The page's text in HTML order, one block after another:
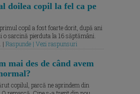
doilea copil la fel ca pe
copil a fost foarte dorit, după ani
o sarcină pierduta la 16 săptămâni.
| Raspunde | Vezi raspunsuri
mai des de când avem
copilul, parcă ne aprindem din